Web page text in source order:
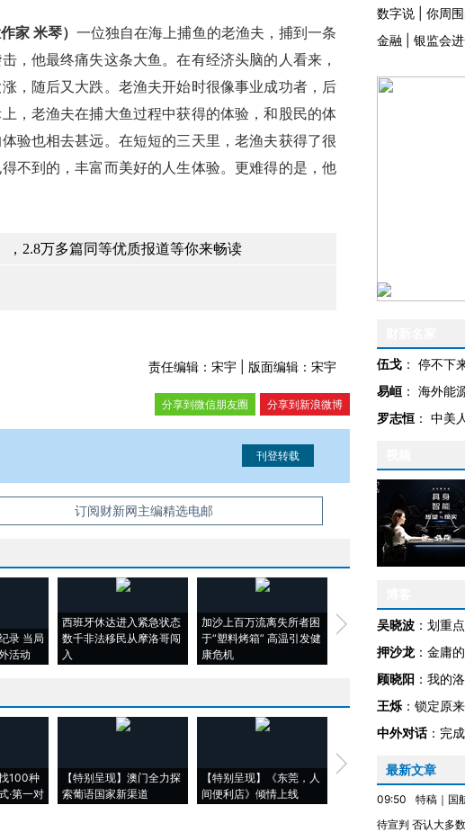
家 米琴）一位独自在海上捕鱼的老渔夫，捕到一条
，他最终痛失这条大鱼。在有经济头脑的人看来，
，随后又大跌。老渔夫开始时很像事业成功者，后
，老渔夫在捕大鱼过程中获得的体验，和股民的体
验也相去甚远。在短短的三天里，老渔夫获得了很
不到的，丰富而美好的人生体验。更难得的是，他
，2.8万多篇同等优质报道等你来畅读
责任编辑：宋宇 | 版面编辑：宋宇
分享到新浪微博
分享到微信朋友圈
。经确认即可刊登转载。订阅财新网主编精选电邮
录 当局
活动
西班牙休达进入紧急状态
数千非法移民从摩洛哥闯
入
加沙上百万流离失所者困
于“塑料烤箱” 高温引发健
康危机
视线｜HYROX的吸金
心“花钱找虐”？
100种
·第一对
【特别呈现】澳门全力探
索葡语国家新渠道
【特别呈现】《东莞，人
间便利店》倾情上线
【推广】走进第四届链博
会，让数智科技“链”接产
数字说
你周
金融
银监会
伍戈 ： 停不下
易峘 ： 海外能
罗志恒 ： 中美
吴晓波 ： 划重
押沙龙 ： 金庸
顾晓阳 ： 我的
王烁 ： 锁定原
中外对话： 完
最新文章
09:50
特稿｜国
待宣判 否认大多